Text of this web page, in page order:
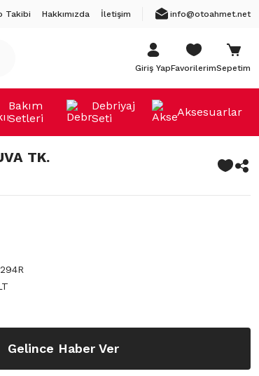
Takibi Hakkımızda İletişim info@otoahmet.net
Giriş YapFavorilerimSepetim
Bakım
Setleri
Debriyaj
Seti
Aksesuarlar
TK.
Gelince Haber Ver